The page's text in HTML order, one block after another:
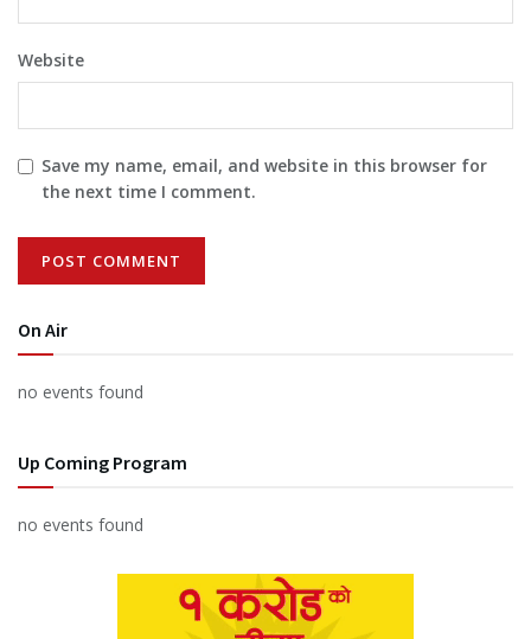
Website
Save my name, email, and website in this browser for
the next time I comment.
On Air
no events found
Up Coming Program
no events found